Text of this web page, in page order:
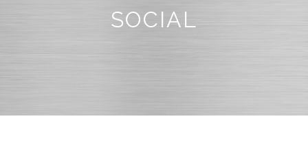
SOCIAL